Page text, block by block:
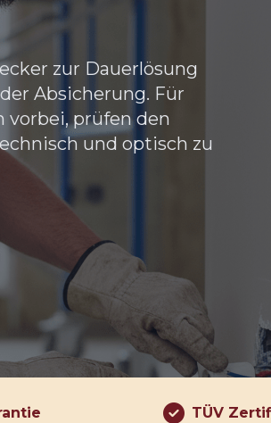
zur Dauerlösung
Absicherung. Für
prüfen den
und optisch zu
TÜV